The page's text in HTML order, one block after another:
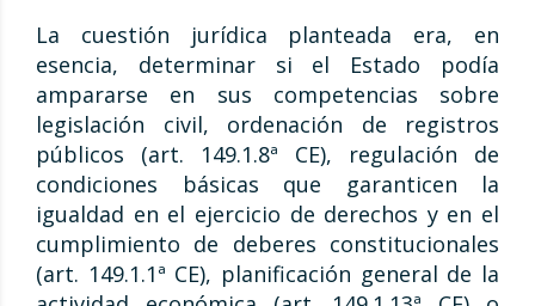
La cuestión jurídica planteada era, en
esencia, determinar si el Estado podía
ampararse en sus competencias sobre
legislación civil, ordenación de registros
públicos (art. 149.1.8ª CE), regulación de
condiciones básicas que garanticen la
igualdad en el ejercicio de derechos y en el
cumplimiento de deberes constitucionales
(art. 149.1.1ª CE), planificación general de la